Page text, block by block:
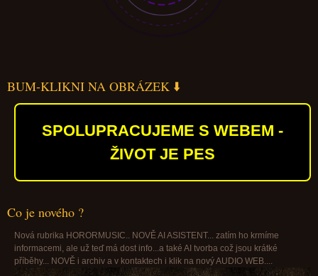
BUM-KLIKNI NA OBRÁZEK ⬇️
SPOLUPRACUJEME S WEBEM -
ŽIVOT JE PES
Co je nového ?
Nová rubrika HORORMUSIC.. NOVĚ AI ASISTENT... zatím ho krmíme
informacemi, ale už teď má dost info...a také AI tvorba což jsou krátké
příběhy... NOVĚ i archiv a v kontaktech i klik na nový AUDIO WEB....